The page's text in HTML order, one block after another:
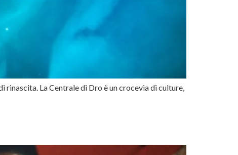
La Centrale di Dro è un crocevia di culture,